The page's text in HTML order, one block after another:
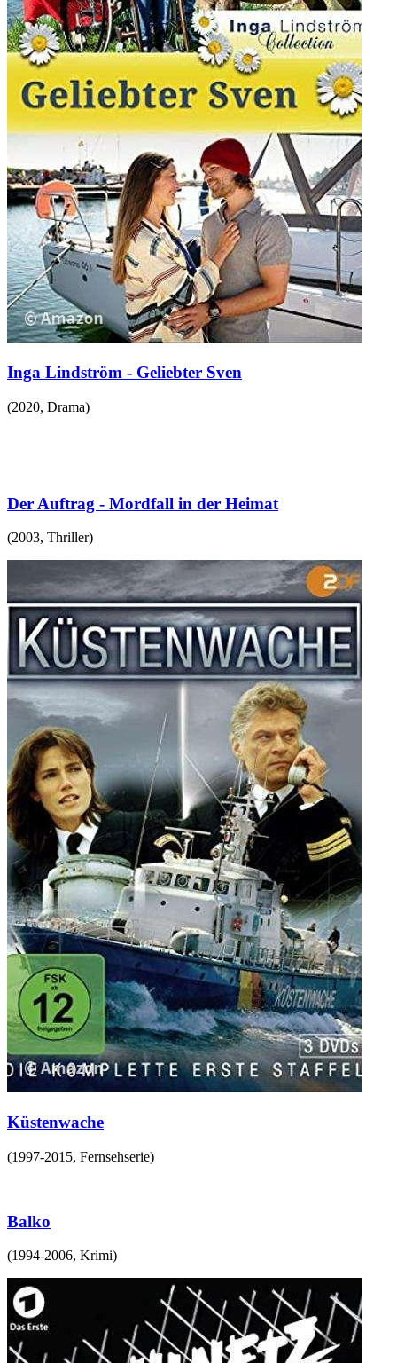
Inga Lindström - Geliebter Sven
(2020, Drama)
Der Auftrag - Mordfall in der Heimat
(2003, Thriller)
Küstenwache
(1997-2015, Fernsehserie)
Balko
(1994-2006, Krimi)